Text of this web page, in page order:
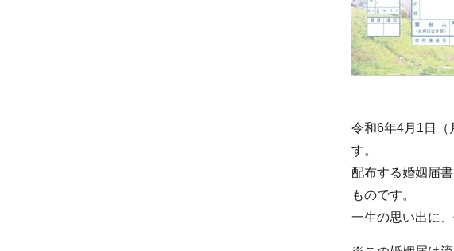
令和6年4月1日（
す。
配布する婚姻届
ものです。
一生の思い出に